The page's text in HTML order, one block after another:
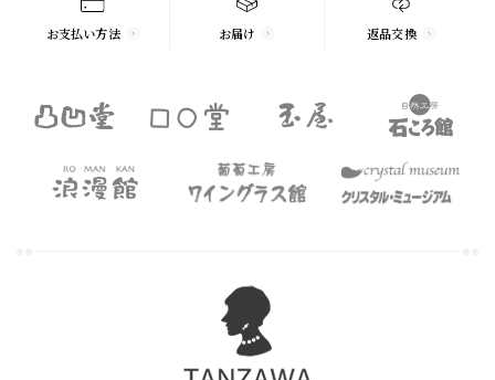
お支払い方法 お届け 返品交換